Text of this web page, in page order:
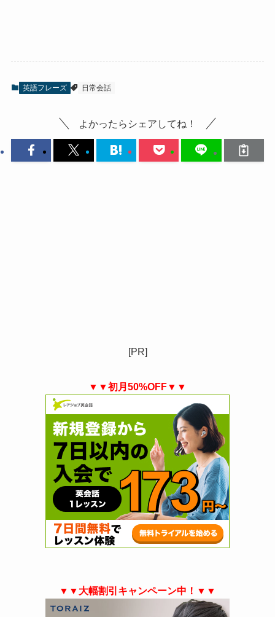
英語フレーズ 日常会話
よかったらシェアしてね！
[PR]
▼▼初月50%OFF▼▼
▼▼大幅割引キャンペーン中！▼▼